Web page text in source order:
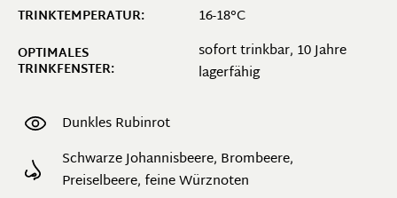
TRINKTEMPERATUR: 16-18°C
OPTIMALES
TRINKFENSTER:
sofort trinkbar, 10 Jahre
lagerfähig
Dunkles Rubinrot
Schwarze Johannisbeere, Brombeere,
Preiselbeere, feine Würznoten